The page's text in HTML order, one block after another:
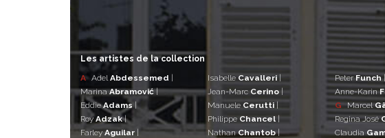
Les artistes de la collection
A Adel Abdessemed |
MarinaAbramović|
EddieAdams |
RoyAdzak|
FarleyAguilar |
Isabelle Cavalleri |
Jean-Marc Cerino |
Manuele Cerutti |
Philippe Chancel |
NathanChantob|
PeterFunch|
Anne-Karin
G Marcel
Regina José
Claudia